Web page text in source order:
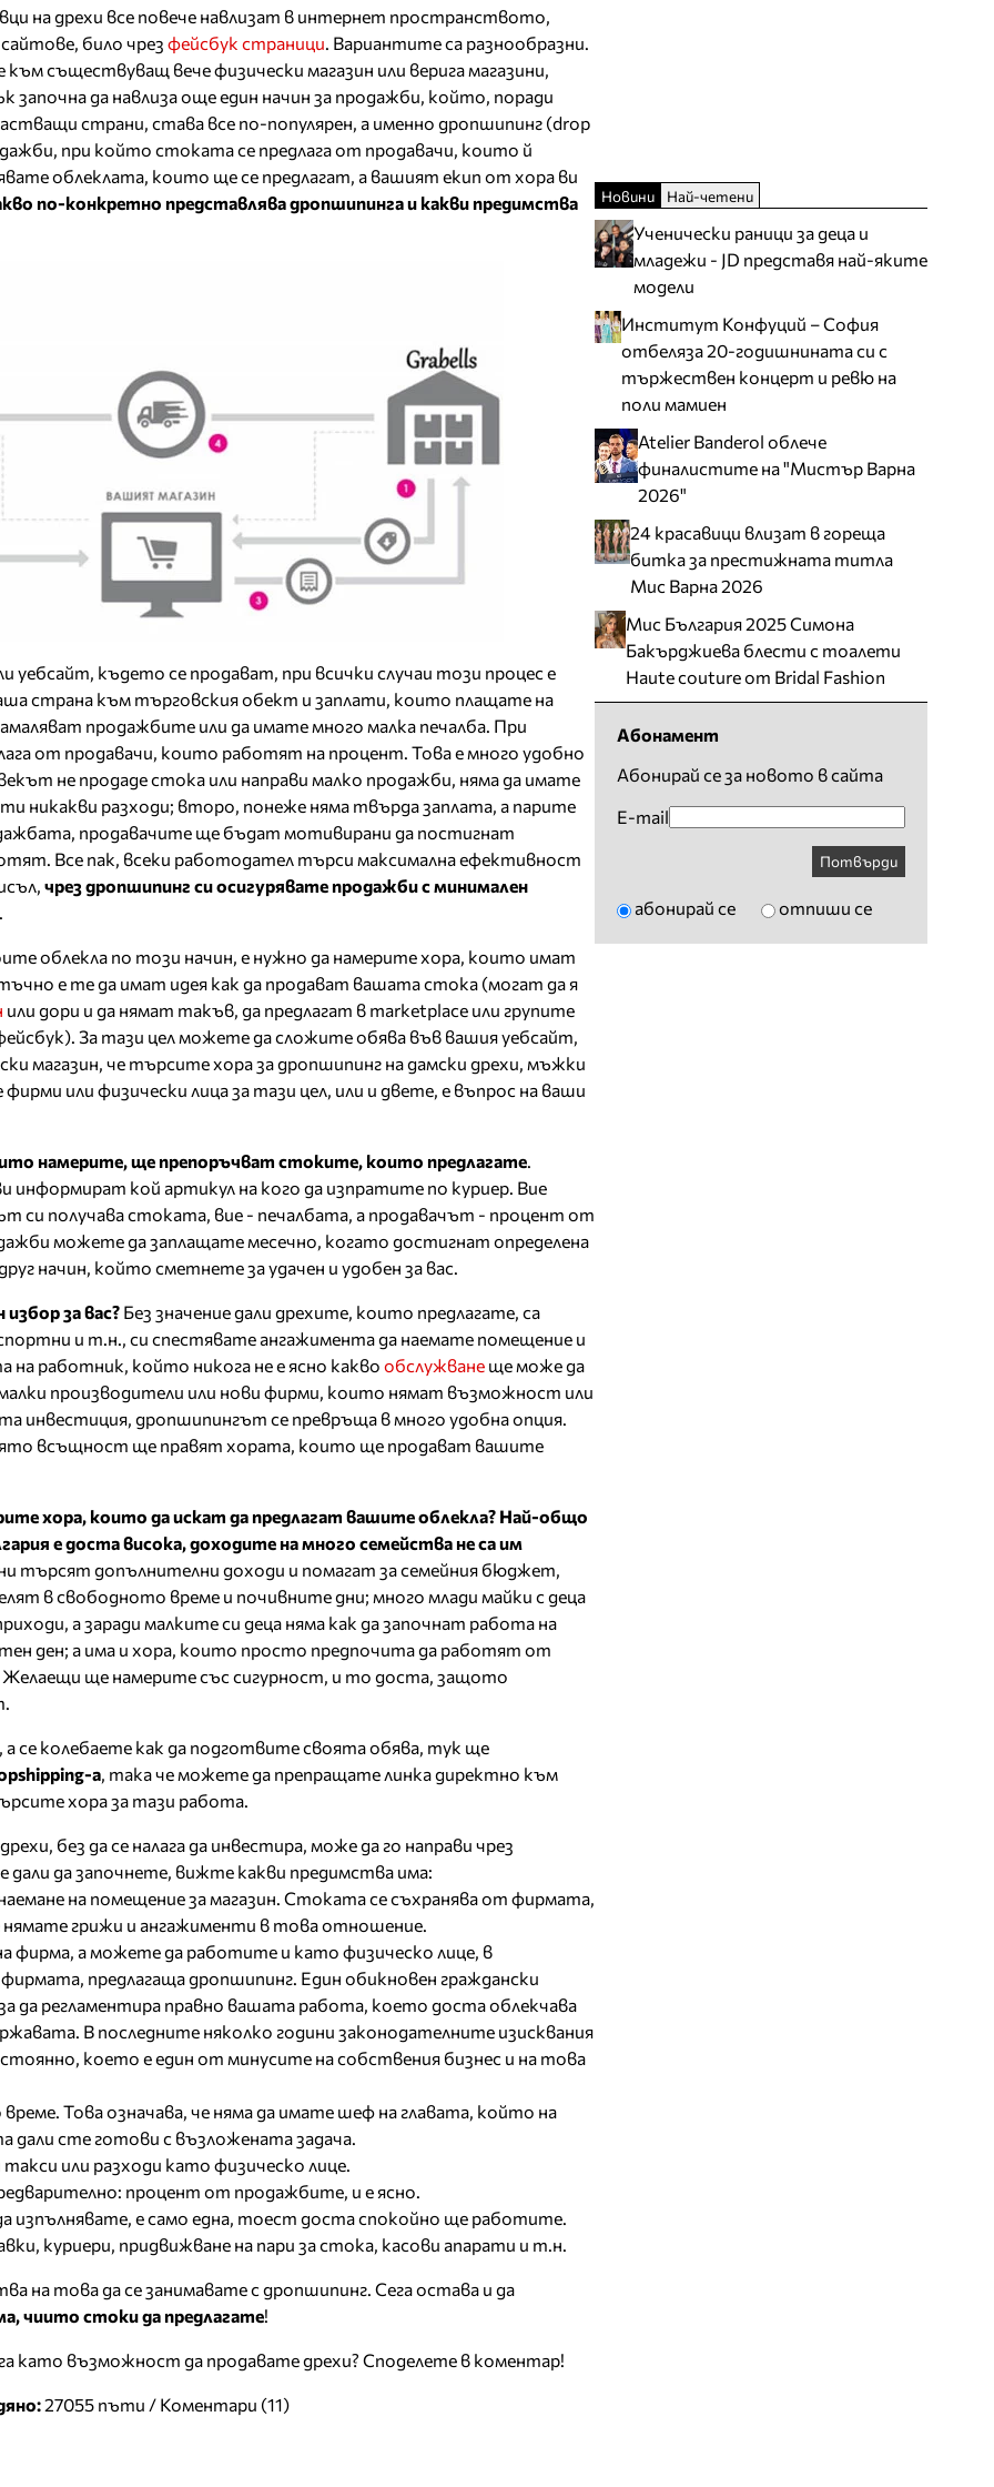
на дрехи все повече навлизат в интернет пространството,
сайтове, било чрез фейсбук страници . Вариантите са разнообразни.
съществуващ вече физически магазин или верига магазини,
започна да навлиза още един начин за продажби, който, поради
страни, става все по-популярен, а именно дропшипинг (drop
при който стоката се предлага от продавачи, които й
облеклата, които ще се предлагат, а вашият екип от хора ви
по-конкретно представлява дропшипинга и какви предимства
уебсайт, където се продават, при всички случаи този процес е
страна към търговския обект и заплати, които плащате на
продажбите или да имате много малка печалба. При
от продавачи, които работят на процент. Това е много удобно
не продаде стока или направи малко продажби, няма да имате
никакви разходи; второ, понеже няма твърда заплата, а парите
продавачите ще бъдат мотивирани да постигнат
Все пак, всеки работодател търси максимална ефективност
чрез дропшипинг си осигурявате продажби с минимален
облекла по този начин, е нужно да намерите хора, които имат
е те да имат идея как да продават вашата стока (могат да я
или дори и да нямат такъв, да предлагат в marketplace или групите
За тази цел можете да сложите обява във вашия уебсайт,
магазин, че търсите хора за дропшипинг на дамски дрехи, мъжки
или физически лица за тази цел, или и двете, е въпрос на ваши
намерите, ще препоръчват стоките, които предлагате
информират кой артикул на кого да изпратите по куриер. Вие
си получава стоката, вие - печалбата, а продавачът - процент от
можете да заплащате месечно, когато достигнат определена
начин, който сметнете за удачен и удобен за вас.
за вас? Без значение дали дрехите, които предлагате, са
и т.н., си спестявате ангажимента да наемате помещение и
на работник, който никога не е ясно какво обслужване ще може да
производители или нови фирми, които нямат възможност или
инвестиция, дропшипингът се превръща в много удобна опция.
всъщност ще правят хората, които ще продават вашите
хора, които да искат да предлагат вашите облекла? Най-общо
е доста висока, доходите на много семейства не са им
търсят допълнителни доходи и помагат за семейния бюджет,
в свободното време и почивните дни; много млади майки с деца
а заради малките си деца няма как да започнат работа на
ден; а има и хора, които просто предпочита да работят от
Желаещи ще намерите със сигурност, и то доста, защото
а се колебаете как да подготвите своята обява, тук ще
а , така че можете да препращате линка директно към
хора за тази работа.
без да се налага да инвестира, може да го направи чрез
дали да започнете, вижте какви предимства има:
на помещение за магазин. Стоката се съхранява от фирмата,
нямате грижи и ангажименти в това отношение.
фирма, а можете да работите и като физическо лице, в
предлагаща дропшипинг. Един обикновен граждански
да регламентира правно вашата работа, което доста облекчава
В последните няколко години законодателните изисквания
което е един от минусите на собствения бизнес и на това
Това означава, че няма да имате шеф на главата, който на
дали сте готови с възложената задача.
или разходи като физическо лице.
процент от продажбите, и е ясно.
изпълнявате, е само една, тоест доста спокойно ще работите.
куриери, придвижване на пари за стока, касови апарати и т.н.
на това да се занимавате с дропшипинг. Сега остава и да
чиито стоки да предлагате!
като възможност да продавате дрехи? Споделете в коментар!
27055 пъти / Коментари (11)
Новини Най-четени
Ученически раници за деца и
младежи - JD представя най-яките
модели
Институт Конфуций – София
отбеляза 20-годишнината си с
тържествен концерт и ревю на
поли мамиен
Atelier Banderol облече
финалистите на "Мистър Варна
2026"
24 красавици влизат в гореща
битка за престижната титла
Мис Варна 2026
Мис България 2025 Симона
Бакърджиева блести с тоалети
Haute couture от Bridal Fashion
Абонамент
Абонирай се за новото в сайта
E-mail
Потвърди
абонирай се отпиши се